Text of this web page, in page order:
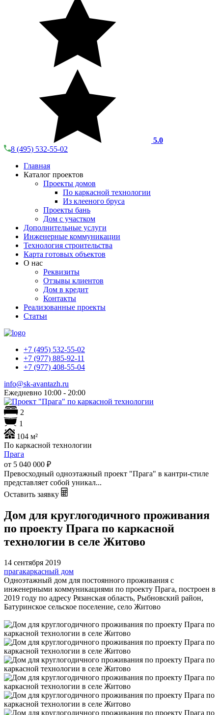
5.0
8 (495) 532-55-02
Главная
Каталог проектов
Проекты домов
По каркасной технологии
Из клееного бруса
Проекты бань
Дом с участком
Дополнительные услуги
Инженерные коммуникации
Технология строительства
Карта готовых объектов
О нас
Реквизиты
Отзывы клиентов
Дом в кредит
Контакты
Реализованные проекты
Статьи
+7 (495) 532-55-02
+7 (977) 885-92-11
+7 (977) 408-55-04
info@sk-avantazh.ru
Ежедневно 10:00 - 20:00
2
1
104 м²
По каркасной технологии
Прага
от 5 040 000 ₽
Превосходный одноэтажный проект "Прага" в кантри-стиле
представляет собой уникал...
Оставить заявку
Дом для круглогодичного проживания
по проекту Прага по каркасной
технологии в селе Житово
14 сентября 2019
прагакаркасный дом
Одноэтажный дом для постоянного проживания с
инженерными коммуникациями по проекту Прага, построен в
2019 году по адресу Рязанская область, Рыбновский район,
Батуринское сельское поселение, село Житово